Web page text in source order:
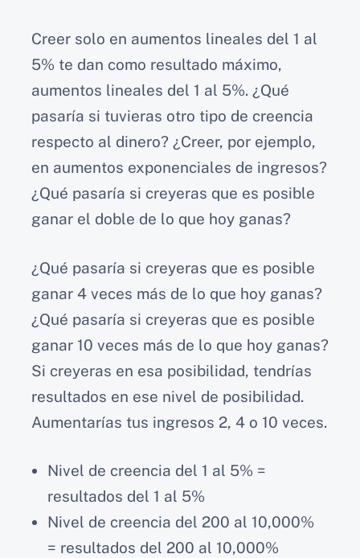
Creer solo en aumentos lineales del 1 al
5% te dan como resultado máximo,
aumentos lineales del 1 al 5%. ¿Qué
pasaría si tuvieras otro tipo de creencia
respecto al dinero? ¿Creer, por ejemplo,
en aumentos exponenciales de ingresos?
¿Qué pasaría si creyeras que es posible
ganar el doble de lo que hoy ganas?
¿Qué pasaría si creyeras que es posible
ganar 4 veces más de lo que hoy ganas?
¿Qué pasaría si creyeras que es posible
ganar 10 veces más de lo que hoy ganas?
Si creyeras en esa posibilidad, tendrías
resultados en ese nivel de posibilidad.
Aumentarías tus ingresos 2, 4 o 10 veces.
Nivel de creencia del 1 al 5% =
resultados del 1 al 5%
Nivel de creencia del 200 al 10,000%
= resultados del 200 al 10,000%